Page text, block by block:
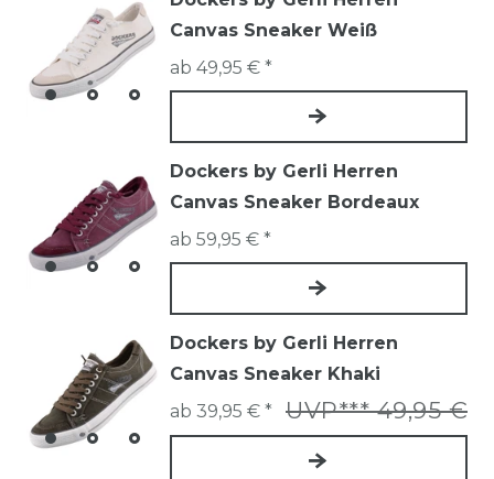
Canvas Sneaker Weiß
ab 49,95 € *
Dockers by Gerli Herren
Canvas Sneaker Bordeaux
ab 59,95 € *
Dockers by Gerli Herren
Canvas Sneaker Khaki
UVP*** 49,95 €
ab 39,95 € *